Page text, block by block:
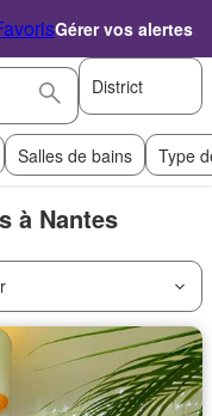
Gérer vos alertes
District
Salles de bains Type
à Nantes